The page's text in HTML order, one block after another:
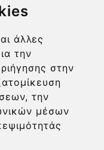
άλλες
την
στην
την
μέσων